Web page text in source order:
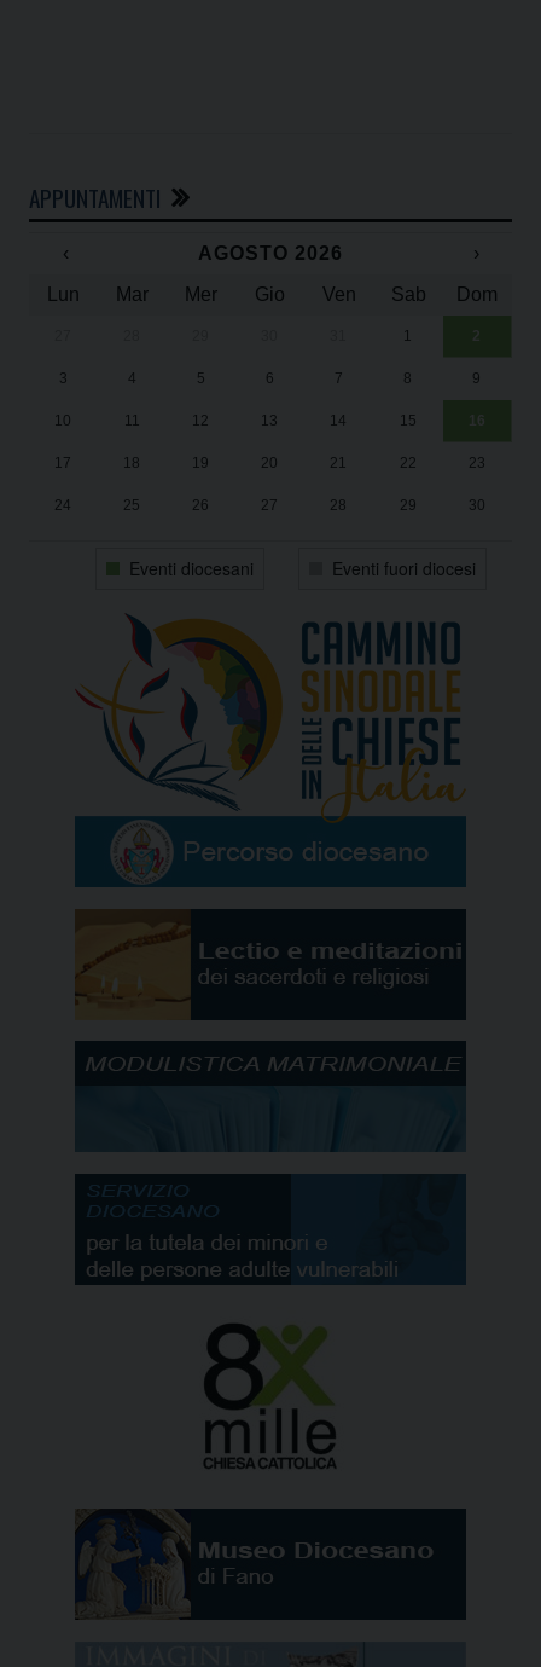
APPUNTAMENTI
‹ AGOSTO 2026
›
Lun
Mar Mer Gio Ven Sab Dom
1 2
3 4 5 6 7 8 9
10 11 12 13 14 15 16
17 18 19 20 21 22 23
24 25 26 27 28 29 30
Eventi diocesani Eventi fuori diocesi